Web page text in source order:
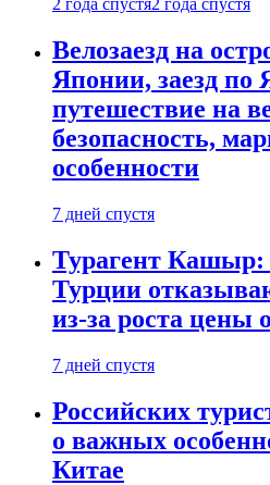
2 года спустя2 года спустя
Велозаезд на
Японии, заезд по
путешествие на
безопасность,
особенности
7 дней спустя
Турагент Кашыр:
Турции
из-за роста цены
7 дней спустя
Российских
о важных
Китае